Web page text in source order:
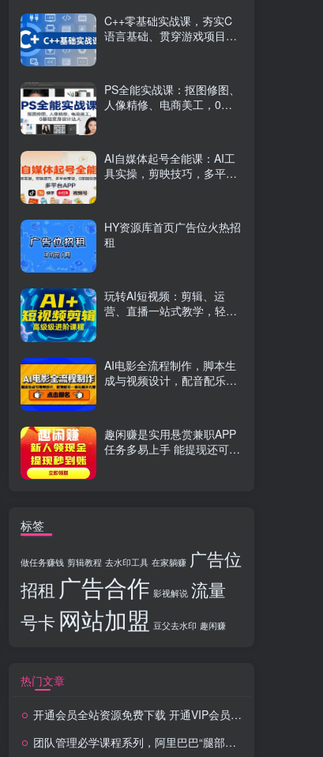
TikTok实战系统课，案例复盘、数据解析、运营执行，从0到1构建千万级电商体系（更新） C++零基础实战课，夯实C语言基础、贯穿游戏项目、掌握开发思维，学成可挑战月薪15K+岗位
C++零基础实战课，夯实C
语言基础、贯穿游戏项目、
PS全能实战课：抠图修图、
人像精修、电商美工，0基
AI自媒体起号全能课：AI工
具实操，剪映技巧，多平台
HY资源库首页广告位火热招
租
玩转AI短视频：剪辑、运
营、直播一站式教学，轻松
AI电影全流程制作，脚本生
成与视频设计，配音配乐一
趣闲赚是实用悬赏兼职APP
任务多易上手 能提现还可邀
标签
做任务赚钱 剪辑教程 去水印工具 在家躺赚 广告位
招租 广告合作 影视解说 流量
号卡 网站加盟 豆父去水印 趣闲赚
热门文章
开通会员全站资源免费下载 开通VIP会员 HY资源库
团队管理必学课程系列，阿里巴巴“腿部三板斧”